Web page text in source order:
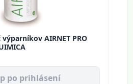
AIRNET PRO
po prihlásení